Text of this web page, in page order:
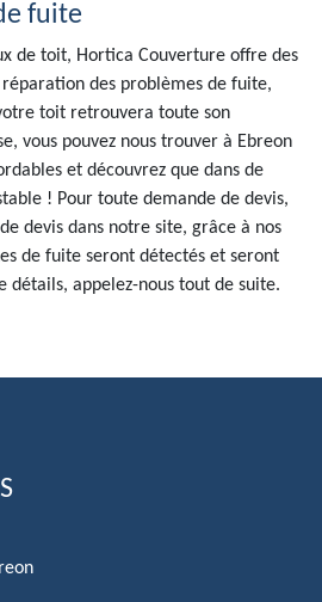
fuite
de toit, Hortica Couverture offre des
des problèmes de fuite,
toit retrouvera toute son
vous pouvez nous trouver à Ebreon
et découvrez que dans de
! Pour toute demande de devis,
devis dans notre site, grâce à nos
de fuite seront détectés et seront
détails, appelez-nous tout de suite.